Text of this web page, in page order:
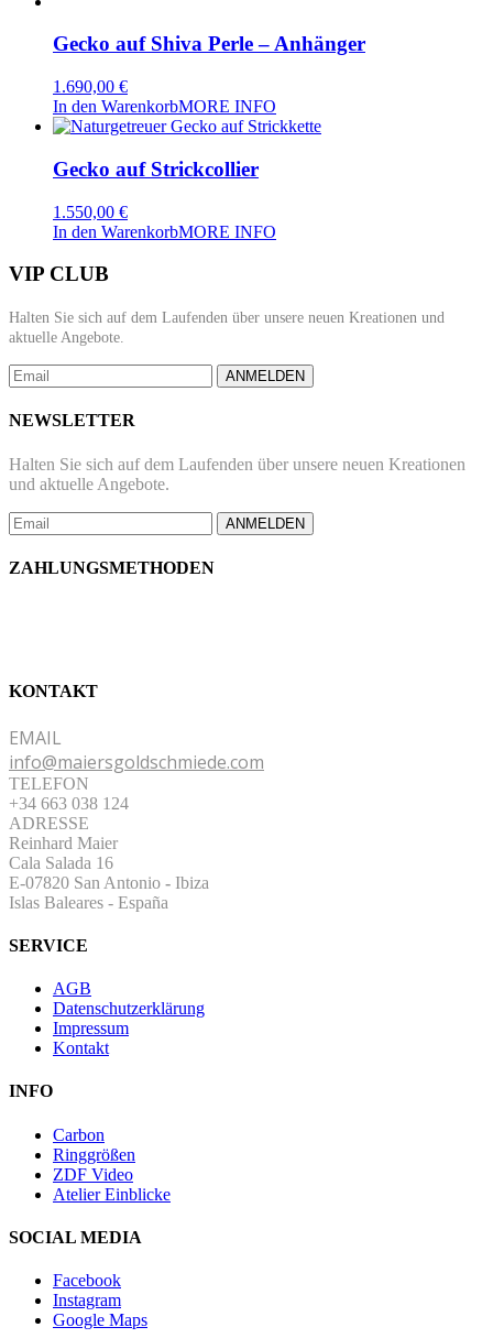
Gecko auf Shiva Perle – Anhänger
1.690,00 €
In den WarenkorbMORE INFO
Gecko auf Strickcollier
1.550,00 €
In den WarenkorbMORE INFO
VIP CLUB
Halten Sie sich auf dem Laufenden über unsere neuen Kreationen und
aktuelle Angebote.
ANMELDEN
NEWSLETTER
Halten Sie sich auf dem Laufenden über unsere neuen Kreationen
und aktuelle Angebote.
ANMELDEN
ZAHLUNGSMETHODEN
KONTAKT
EMAIL
info@maiersgoldschmiede.com
TELEFON
+34 663 038 124
ADRESSE
Reinhard Maier
Cala Salada 16
E-07820 San Antonio - Ibiza
Islas Baleares - España
SERVICE
AGB
Datenschutzerklärung
Impressum
Kontakt
INFO
Carbon
Ringgrößen
ZDF Video
Atelier Einblicke
SOCIAL MEDIA
Facebook
Instagram
Google Maps